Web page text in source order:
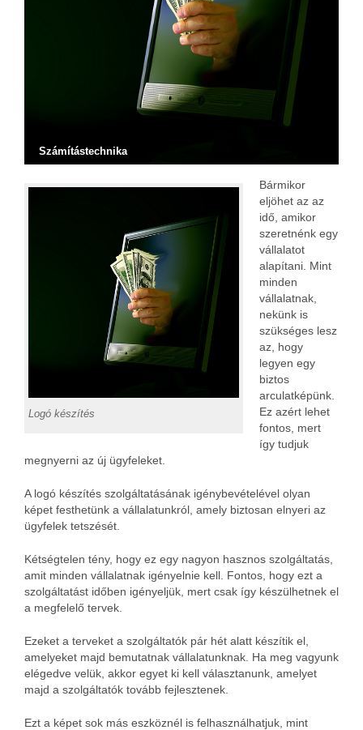
Számítástechnika
Logó készítés
Bármikor
eljöhet az az
idő, amikor
szeretnénk egy
vállalatot
alapítani. Mint
minden
vállalatnak,
nekünk is
szükséges lesz
az, hogy
legyen egy
biztos
arculatképünk.
Ez azért lehet
fontos, mert
így tudjuk
megnyerni az új ügyfeleket.
A logó készítés szolgáltatásának igénybevételével olyan
képet festhetünk a vállalatunkról, amely biztosan elnyeri az
ügyfelek tetszését.
Kétségtelen tény, hogy ez egy nagyon hasznos szolgáltatás,
amit minden vállalatnak igényelnie kell. Fontos, hogy ezt a
szolgáltatást időben igényeljük, mert csak így készülhetnek el
a megfelelő tervek.
Ezeket a terveket a szolgáltatók pár hét alatt készítik el,
amelyeket majd bemutatnak vállalatunknak. Ha meg vagyunk
elégedve velük, akkor egyet ki kell választanunk, amelyet
majd a szolgáltatók tovább fejlesztenek.
Ezt a képet sok más eszköznél is felhasználhatjuk, mint